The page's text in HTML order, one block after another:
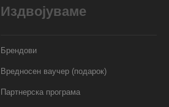
Издвојуваме
Брендови
Вредносен ваучер (подарок)
Партнерска програма